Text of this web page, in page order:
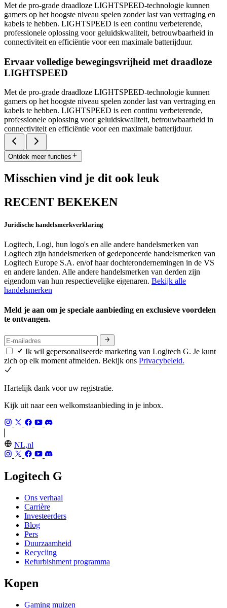
Met de pro-grade draadloze LIGHTSPEED-technologie kunnen
gamers op het hoogste niveau spelen zonder last van vertraging en
kabels te hebben. LIGHTSPEED is een continu verbeterende,
professionele oplossing voor geluidskwaliteit, betrouwbaarheid in
connectiviteit en efficiëntie voor een maximale batterijduur.
Ervaar volledige bewegingsvrijheid met draadloze
LIGHTSPEED
Met de pro-grade draadloze LIGHTSPEED-technologie kunnen
gamers op het hoogste niveau spelen zonder last van vertraging en
kabels te hebben. LIGHTSPEED is een continu verbeterende,
professionele oplossing voor geluidskwaliteit, betrouwbaarheid in
connectiviteit en efficiëntie voor een maximale batterijduur.
Ontdek meer functies
Misschien vind je dit ook leuk
RECENT BEKEKEN
Juridische handelsmerkverklaring
Logitech, Logi, hun logo's en alle andere handelsmerken van
Logitech zijn handelsmerken of gedeponeerde handelsmerken van
Logitech Europe S.A. en/of haar dochterondernemingen in de VS
en andere landen. Alle andere handelsmerken van derden zijn
eigendom van hun respectievelijke eigenaren. Bekijk alle
handelsmerken
Meld je aan om je speciale aanbieding en exclusieve voordelen
te ontvangen.
Ik wil gepersonaliseerde marketing van Logitech G. Je kunt
zich op elk moment afmelden. Bekijk ons Privacybeleid.
Hartelijk dank voor uw registratie.
Kijk uit naar een welkomstaanbieding in je inbox.
NL,nl
Logitech G
Ons verhaal
Carrière
Investeerders
Blog
Pers
Duurzaamheid
Recycling
Refurbishment programma
Kopen
Gaming muizen